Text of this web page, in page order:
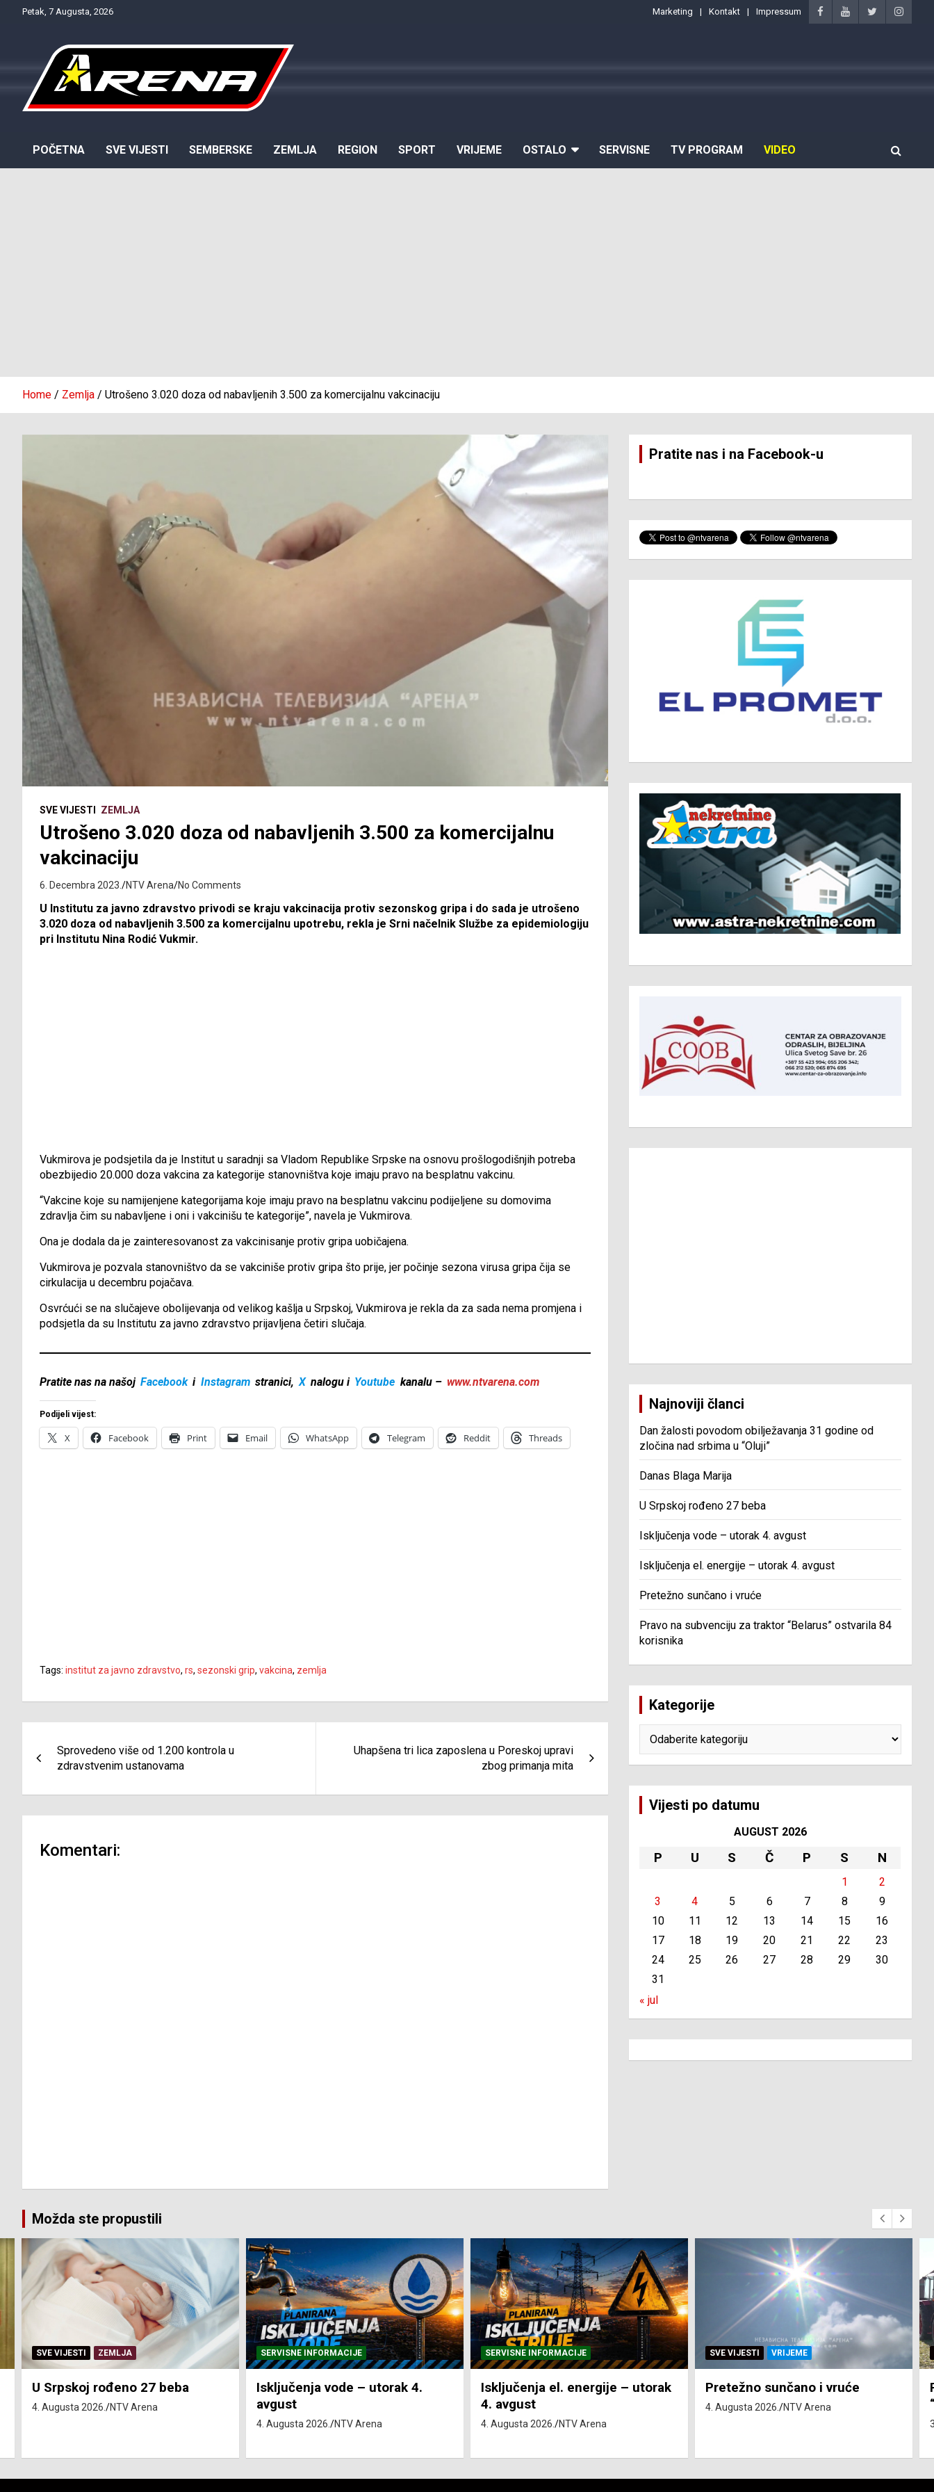
Petak, 7 Augusta, 2026 Marketing Kontakt Impressum
POČETNA SVE VIJESTI SEMBERSKE ZEMLJA REGION SPORT VRIJEME OSTALO SERVISNE TV PROGRAM VIDEO
Home Zemlja Utrošeno 3.020 doza od nabavljenih 3.500 za komercijalnu vakcinaciju
SVE VIJESTI ZEMLJA
Utrošeno 3.020 doza od nabavljenih 3.500 za komercijalnu
vakcinaciju
6. Decembra 2023. NTV Arena No Comments
U Institutu za javno zdravstvo privodi se kraju vakcinacija protiv sezonskog gripa i do sada je utrošeno
3.020 doza od nabavljenih 3.500 za komercijalnu upotrebu, rekla je Srni načelnik Službe za epidemiologiju
pri Institutu Nina Rodić Vukmir.
Vukmirova je podsjetila da je Institut u saradnji sa Vladom Republike Srpske na osnovu prošlogodišnjih potreba
obezbijedio 20.000 doza vakcina za kategorije stanovništva koje imaju pravo na besplatnu vakcinu.
“Vakcine koje su namijenjene kategorijama koje imaju pravo na besplatnu vakcinu podijeljene su domovima
zdravlja čim su nabavljene i oni i vakcinišu te kategorije”, navela je Vukmirova.
Ona je dodala da je zainteresovanost za vakcinisanje protiv gripa uobičajena.
Vukmirova je pozvala stanovništvo da se vakciniše protiv gripa što prije, jer počinje sezona virusa gripa čija se
cirkulacija u decembru pojačava.
Osvrćući se na slučajeve obolijevanja od velikog kašlja u Srpskoj, Vukmirova je rekla da za sada nema promjena i
podsjetla da su Institutu za javno zdravstvo prijavljena četiri slučaja.
Pratite nas na našoj Facebook i Instagram stranici, X nalogu i Youtube kanalu – www.ntvarena.com
Podijeli vijest:
X Facebook Print Email WhatsApp Telegram Reddit Threads
Tags: institut za javno zdravstvo, rs, sezonski grip, vakcina, zemlja
članaka
Sprovedeno više od 1.200 kontrola u
zdravstvenim ustanovama
Uhapšena tri lica zaposlena u Poreskoj upravi
zbog primanja mita
Komentari:
Pratite nas i na Facebook-u
Najnoviji članci
Dan žalosti povodom obilježavanja 31 godine od
zločina nad srbima u “Oluji”
Danas Blaga Marija
U Srpskoj rođeno 27 beba
Isključenja vode – utorak 4. avgust
Isključenja el. energije – utorak 4. avgust
Pretežno sunčano i vruće
Pravo na subvenciju za traktor “Belarus” ostvarila 84
korisnika
Kategorije
Vijesti po datumu
AUGUST 2026
P U S Č P S N
1
2
3
4 5 6 7 8
9
10
11 12 13 14 15
16
17
18 19 20 21 22
23
24
25 26 27 28 29
30
31
« jul
Možda ste propustili
SERVISNE INFORMACIJE
Isključenja vode – utorak 4.
avgust
SERVISNE INFORMACIJE
Isključenja el. energije – utorak
4. avgust
4. Augusta 2026. NTV Arena
SVE VIJESTI VRIJEME
Pretežno sunčano i vruće
4. Augusta 2026.
SVE VIJESTI ZEMLJA
Pravo na subvenciju za traktor
“Belarus” ostvarila 84 korisnika